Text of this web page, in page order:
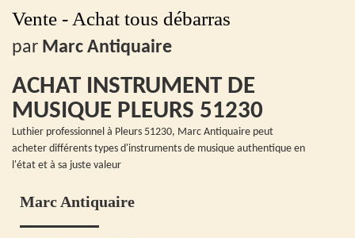
Vente - Achat tous débarras
par Marc Antiquaire
ACHAT INSTRUMENT DE
MUSIQUE PLEURS 51230
Luthier professionnel à Pleurs 51230, Marc Antiquaire peut
acheter différents types d'instruments de musique authentique en
l'état et à sa juste valeur
Marc Antiquaire